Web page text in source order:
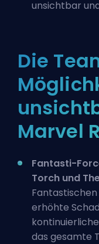
unsichtbar
Die
Marvel
Fantasti-
Torch und
erhöhte
das gesamte